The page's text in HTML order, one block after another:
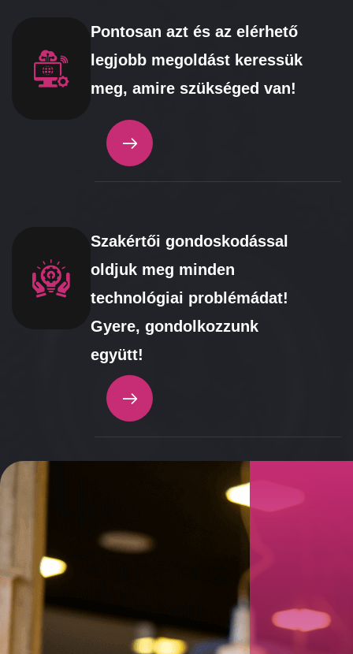
Pontosan azt és az elérhető
legjobb megoldást keressük
meg, amire szükséged van!
Szakértői gondoskodással
oldjuk meg minden
technológiai problémádat!
Gyere, gondolkozzunk
együtt!